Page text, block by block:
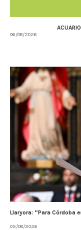
06/08/2026
Llaryora: “Para Córdoba
05/08/2026